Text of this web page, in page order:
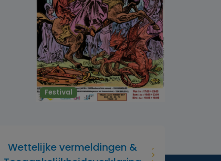
Festival
Wettelijke vermeldingen &